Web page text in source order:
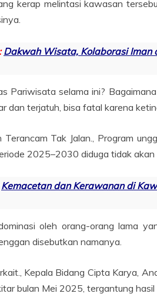
kerap melintasi kawasan
Dakwah Wisata, Kolaborasi Iman
Pariwisata selama ini?
dan terjatuh, bisa fatal karena
Terancam Tak Jalan., Program
2025–2030 diduga tidak
Kemacetan dan Kerawanan di
oleh orang-orang lama
disebutkan namanya.
Kepala Bidang Cipta Karya,
bulan Mei 2025, tergantung